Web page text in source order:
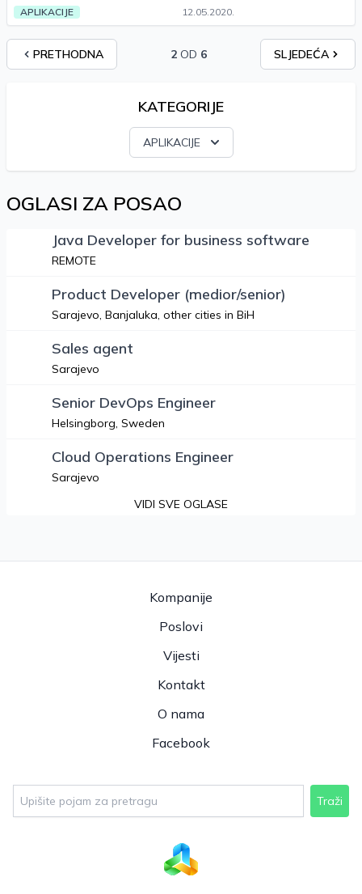
APLIKACIJE 12.05.2020.
PRETHODNA 2 OD 6 SLJEDEĆA
KATEGORIJE
APLIKACIJE
OGLASI ZA POSAO
Java Developer for business software
REMOTE
Product Developer (medior/senior)
Sarajevo, Banjaluka, other cities in BiH
Sales agent
Sarajevo
Senior DevOps Engineer
Helsingborg, Sweden
Cloud Operations Engineer
Sarajevo
VIDI SVE OGLASE
Kompanije
Poslovi
Vijesti
Kontakt
O nama
Facebook
Traži